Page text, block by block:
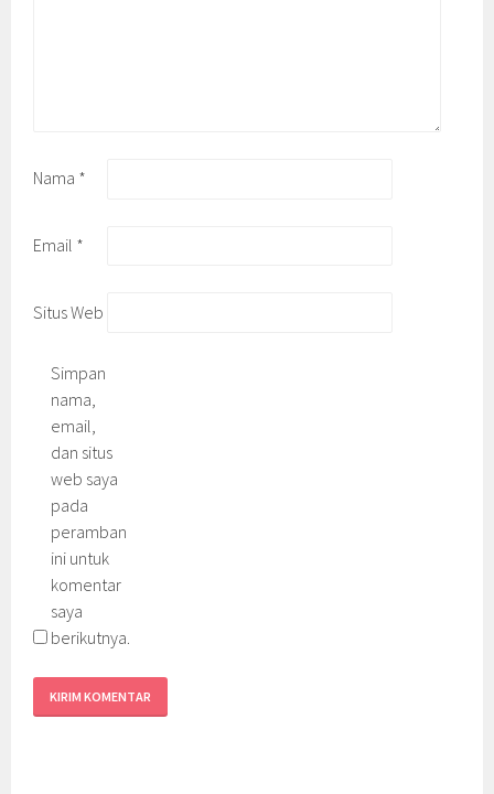
Nama *
Email *
Situs Web
Simpan
nama,
email,
dan situs
web saya
pada
peramban
ini untuk
komentar
saya
berikutnya.